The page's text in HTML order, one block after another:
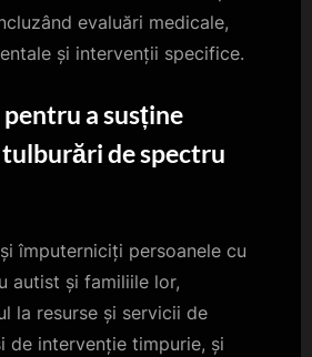
evaluări medicale,
și intervenții specifice.
a susține
de spectru
împuterniciți persoanele cu
autist și familiile lor,
la resurse și servicii de
de intervenție timpurie, și